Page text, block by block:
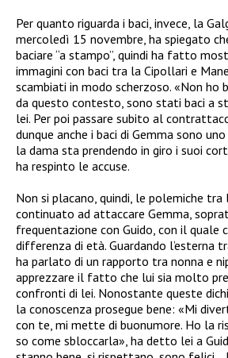
Per quanto riguarda i baci, invece, la
mercoledì 15 novembre, ha spiegato
baciare “a stampo”, quindi ha fatto
immagini con baci tra la Cipollari e
scambiati in modo scherzoso. «Non ho
da questo contesto, sono stati baci a
lei. Per poi passare subito al
dunque anche i baci di Gemma sono
la dama sta prendendo in giro i suoi
ha respinto le accuse.
Non si placano, quindi, le polemiche tra
continuato ad attaccare Gemma,
frequentazione con Guido, con il quale
differenza di età. Guardando l’esterna
ha parlato di un rapporto tra nonna e
apprezzare il fatto che lui sia molto
confronti di lei. Nonostante queste
la conoscenza prosegue bene: «Mi
con te, mi mette di buonumore. Ho la
so come sbloccarla», ha detto lei a